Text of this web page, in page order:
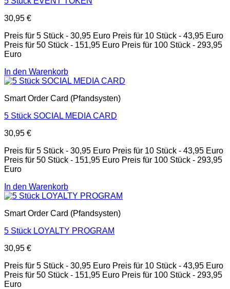
30,95 €
Preis für 5 Stück - 30,95 Euro Preis für 10 Stück - 43,95 Euro
Preis für 50 Stück - 151,95 Euro Preis für 100 Stück - 293,95
Euro
In den Warenkorb
Smart Order Card (Pfandsysten)
5 Stück SOCIAL MEDIA CARD
30,95 €
Preis für 5 Stück - 30,95 Euro Preis für 10 Stück - 43,95 Euro
Preis für 50 Stück - 151,95 Euro Preis für 100 Stück - 293,95
Euro
In den Warenkorb
Smart Order Card (Pfandsysten)
5 Stück LOYALTY PROGRAM
30,95 €
Preis für 5 Stück - 30,95 Euro Preis für 10 Stück - 43,95 Euro
Preis für 50 Stück - 151,95 Euro Preis für 100 Stück - 293,95
Euro